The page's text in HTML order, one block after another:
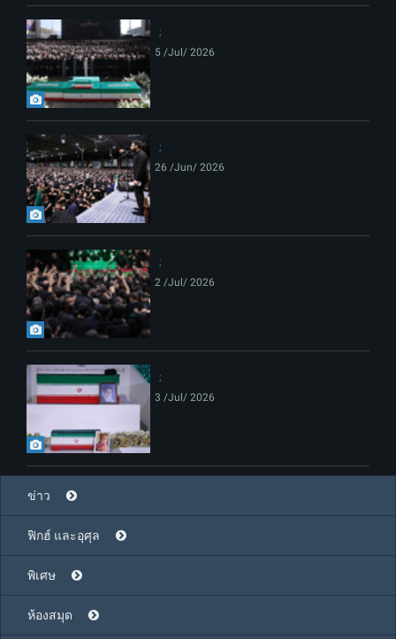
5 /Jul/ 2026
26 /Jun/ 2026
2 /Jul/ 2026
3 /Jul/ 2026
ข่าว
ฟิกฮ์ และอุศุล
พิเศษ
ห้องสมุด